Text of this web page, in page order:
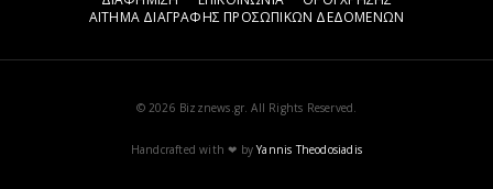
ΑΙΤΗΜΑ ΔΙΑΓΡΑΦΗΣ ΠΡΟΣΩΠΙΚΩΝ ΔΕΔΟΜΕΝΩΝ
© 2026 Bizznews.gr. All Rights Reserved.
Handcrafted with ❤ byYannis Theodosiadis